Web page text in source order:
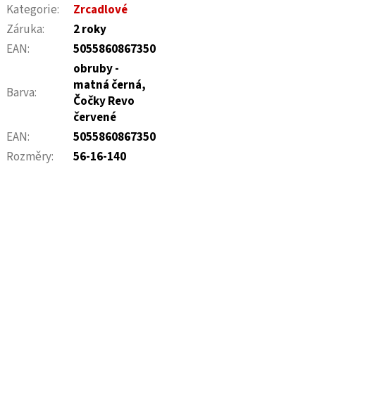
Kategorie:
Zrcadlové
Záruka:
2 roky
EAN: 5055860867350
Barva:
obruby -
matná černá,
Čočky Revo
červené
EAN:
5055860867350
Rozměry: 56-16-140